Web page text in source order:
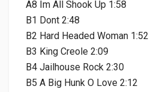
A8 Im All Shook Up 1:58
B1 Dont 2:48
B2 Hard Headed Woman 1:52
B3 King Creole 2:09
B4 Jailhouse Rock 2:30
B5 A Big Hunk O Love 2:12